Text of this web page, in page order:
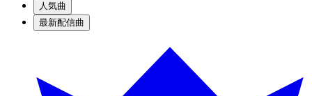
人気曲
最新配信曲